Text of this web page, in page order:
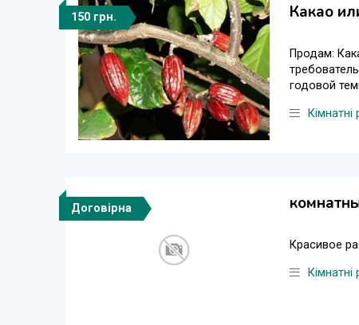
150 грн. Какао
Продам:
годовой
Договірна
Красивое